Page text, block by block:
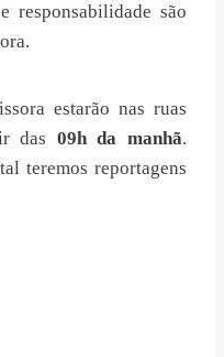
responsabilidade são
estarão nas ruas
das 09h da manhã.
teremos reportagens